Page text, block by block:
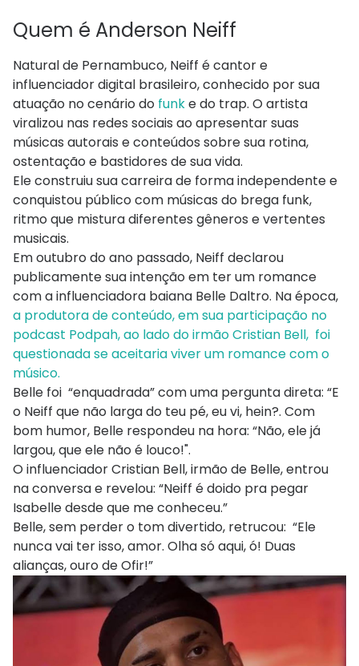
Quem é Anderson Neiff
Natural de Pernambuco, Neiff é cantor e
influenciador digital brasileiro, conhecido por sua
atuação no cenário do funke do trap. O artista
viralizou nas redes sociais ao apresentar suas
músicas autorais e conteúdos sobre sua rotina,
ostentação e bastidores de sua vida.
Ele construiu sua carreira de forma independente e
conquistou público com músicas do brega funk,
ritmo que mistura diferentes gêneros e vertentes
musicais.
Em outubro do ano passado, Neiff declarou
publicamente sua intenção em ter um romance
com a influenciadora baiana Belle Daltro. Na época,
a produtora de conteúdo, em sua participação no
podcast Podpah, ao lado do irmão Cristian Bell, foi
questionada se aceitaria viver um romance com o
músico.
Belle foi “enquadrada” com uma pergunta direta: “E
o Neiff que não larga do teu pé, eu vi, hein?. Com
bom humor, Belle respondeu na hora: “Não, ele já
largou, que ele não é louco!".
O influenciador Cristian Bell, irmão de Belle, entrou
na conversa e revelou: “Neiff é doido pra pegar
Isabelle desde que me conheceu.”
Belle, sem perder o tom divertido, retrucou: “Ele
nunca vai ter isso, amor. Olha só aqui, ó! Duas
alianças, ouro de Ofir!”